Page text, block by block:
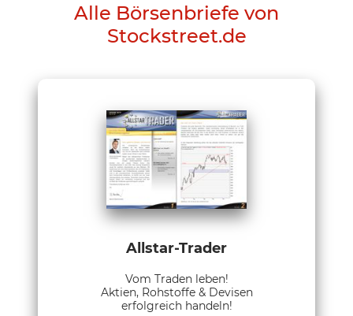
Alle Börsenbriefe von
Stockstreet.de
Allstar-Trader
Vom Traden leben!
Aktien, Rohstoffe & Devisen
erfolgreich handeln!